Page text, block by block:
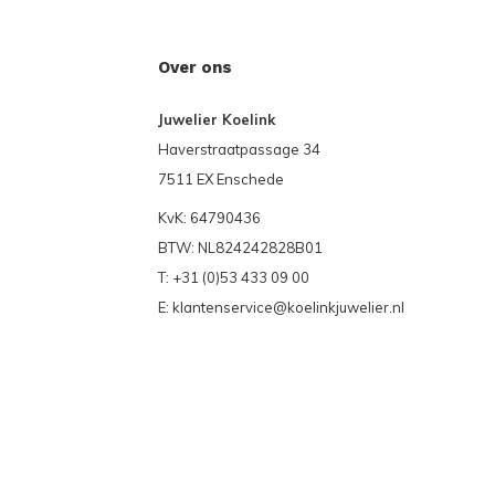
Over ons
Juwelier Koelink
Haverstraatpassage 34
7511 EX Enschede
KvK: 64790436
BTW: NL824242828B01
T: +31 (0)53 433 09 00
E: klantenservice@koelinkjuwelier.nl